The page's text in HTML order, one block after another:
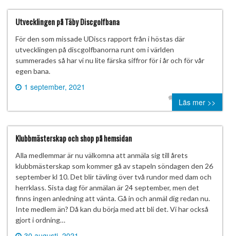
Utvecklingen på Täby Discgolfbana
För den som missade UDiscs rapport från i höstas där
utvecklingen på discgolfbanorna runt om i världen
summerades så har vi nu lite färska siffror för i år och för vår
egen bana.
1 september, 2021
0 comment
Läs mer >>
Klubbmästerskap och shop på hemsidan
Alla medlemmar är nu välkomna att anmäla sig till årets
klubbmästerskap som kommer gå av stapeln söndagen den 26
september kl 10. Det blir tävling över två rundor med dam och
herrklass. Sista dag för anmälan är 24 september, men det
finns ingen anledning att vänta. Gå in och anmäl dig redan nu.
Inte medlem än? Då kan du börja med att bli det. Vi har också
gjort i ordning…